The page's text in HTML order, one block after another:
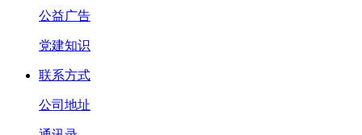
公益广告
党建知识
联系方式
公司地址